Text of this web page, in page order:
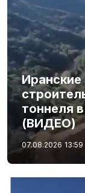
Иранские
тоннеля
(ВИДЕО)
07.08.2026 13:59